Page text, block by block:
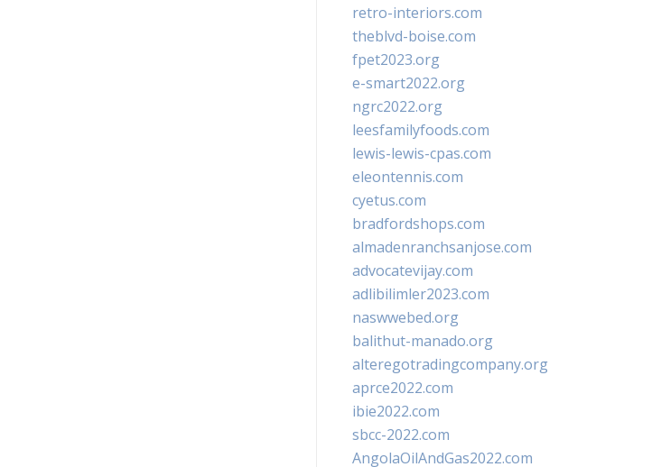
retro-interiors.com
theblvd-boise.com
fpet2023.org
e-smart2022.org
ngrc2022.org
leesfamilyfoods.com
lewis-lewis-cpas.com
eleontennis.com
cyetus.com
bradfordshops.com
almadenranchsanjose.com
advocatevijay.com
adlibilimler2023.com
naswwebed.org
balithut-manado.org
alteregotradingcompany.org
aprce2022.com
ibie2022.com
sbcc-2022.com
AngolaOilAndGas2022.com